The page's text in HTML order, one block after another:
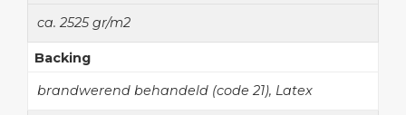
ca. 2525 gr/m2
Backing
brandwerend behandeld (code 21), Latex